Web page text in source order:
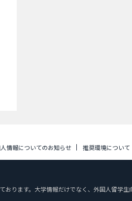
情報についてのお知らせ 推奨環境について
おります。大学情報だけでなく、外国人留学生